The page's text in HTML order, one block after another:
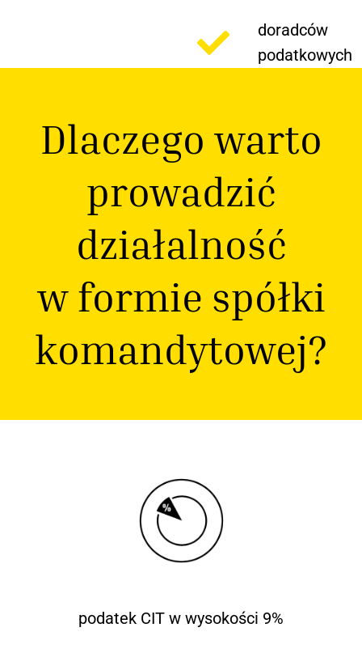
doradców
podatkowych
Dlaczego warto
prowadzić
działalność
w formie spółki
komandytowej?
podatek CIT w wysokości 9%